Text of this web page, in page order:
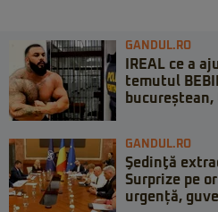
GANDUL.RO
IREAL ce a
temutul
GANDUL.RO
Şedinţă
Surprize pe
urgență,